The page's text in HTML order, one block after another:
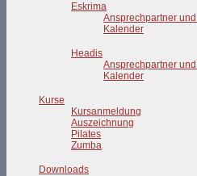
Eskrima
Ansprechpartner
Kalender
Headis
Ansprechpartner
Kalender
Kurse
Kursanmeldung
Auszeichnung
Pilates
Zumba
Downloads